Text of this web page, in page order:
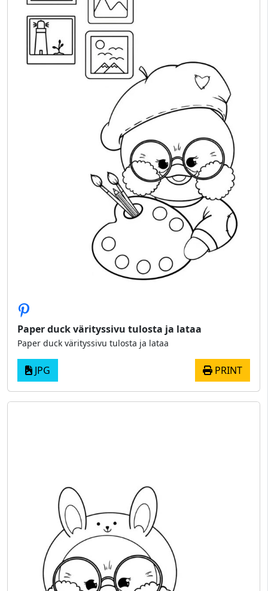
Paper duck värityssivu tulosta ja lataa
Paper duck värityssivu tulosta ja lataa
JPG PRINT